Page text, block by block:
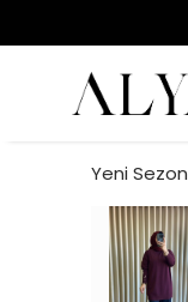
Yeni Sezon